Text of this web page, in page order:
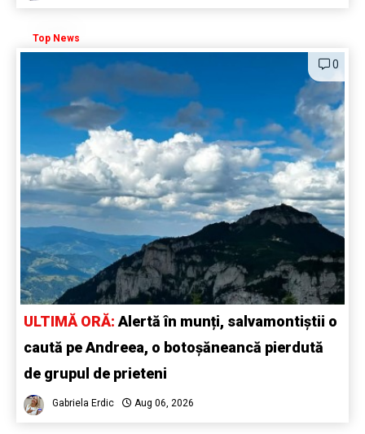
Top News
0
ULTIMĂ ORĂ:Alertă în munți, salvamontiștii o
caută pe Andreea, o botoșăneancă pierdută
de grupul de prieteni
Gabriela Erdic Aug 06, 2026